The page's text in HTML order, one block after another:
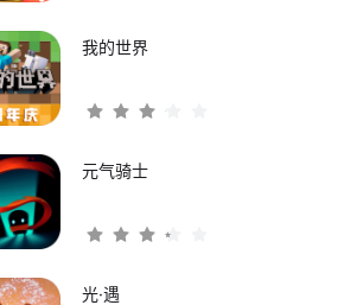
我的世界
元气骑士
光·遇